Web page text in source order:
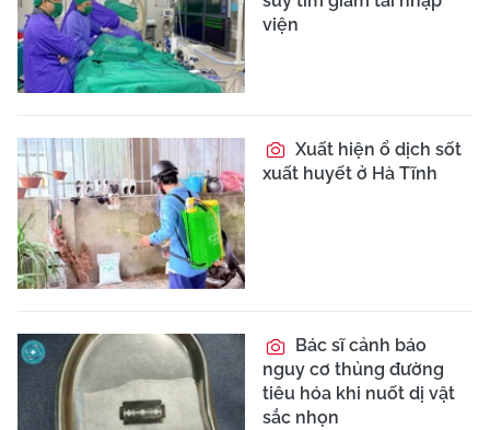
viện
Xuất hiện ổ dịch sốt
xuất huyết ở Hà Tĩnh
Bác sĩ cảnh báo
nguy cơ thủng đường
tiêu hóa khi nuốt dị vật
sắc nhọn